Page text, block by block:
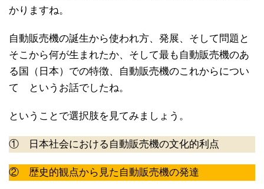
かりますね。
自動販売機の誕生から使われ方、発展、そして問題と
そこから何が生まれたか、そして最も自動販売機のあ
る国（日本）での特徴、自動販売機のこれからについ
て というお話でしたね。
ということで選択肢を見てみましょう。
① 日本社会における自動販売機の文化的利点
② 歴史的観点から見た自動販売機の発達